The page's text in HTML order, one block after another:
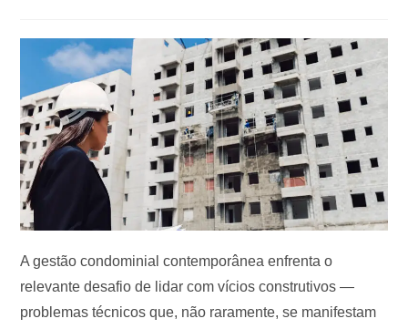
A gestão condominial contemporânea enfrenta o
relevante desafio de lidar com vícios construtivos —
problemas técnicos que, não raramente, se manifestam